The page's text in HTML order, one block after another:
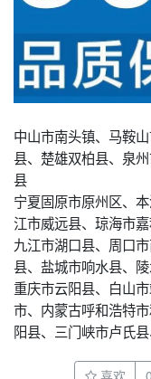
中山市南头镇、马鞍
县、楚雄双柏县、泉
县
宁夏固原市原州区、
江市威远县、琼海市
九江市湖口县、周口
县、盐城市响水县、
重庆市云阳县、白山
市、内蒙古呼和浩特
阳县、三门峡市卢氏